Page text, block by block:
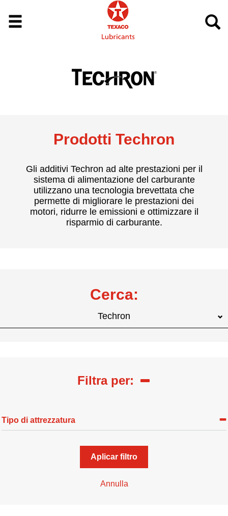
Prodotti Techron
Gli additivi Techron ad alte prestazioni per il
sistema di alimentazione del carburante
utilizzano una tecnologia brevettata che
permette di migliorare le prestazioni dei
motori, ridurre le emissioni e ottimizzare il
risparmio di carburante.
Cerca:
Techron
Filtra per:
Tipo di attrezzatura
Aplicar filtro
Annulla